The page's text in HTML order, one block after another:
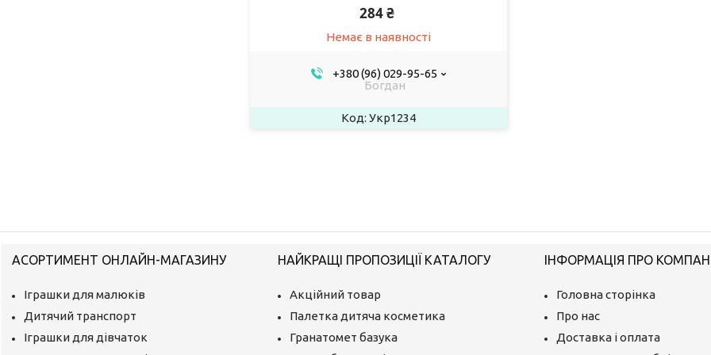
284 ₴
Немає в наявності
+380 (96) 029-95-65
Богдан
Укр1234
АСОРТИМЕНТ ОНЛАЙН-МАГАЗИНУ
Іграшки для малюків
Дитячий транспорт
Іграшки для дівчаток
НАЙКРАЩІ ПРОПОЗИЦІЇ КАТАЛОГУ
Акційний товар
Палетка дитяча косметика
Гранатомет базука
ІНФОРМАЦІЯ ПРО
Головна сторінка
Про нас
Доставка і оплата